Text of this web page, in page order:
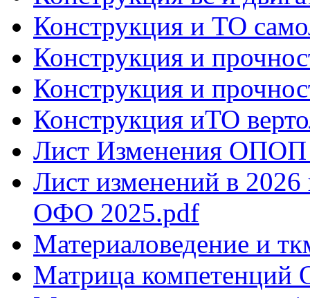
Конструкция и ТО
Конструкция и
Конструкция и
Конструкция иТО
Лист Изменения ОПОП
Лист изменений в
ОФО 2025.pdf
Материаловедение и
Матрица компетенций